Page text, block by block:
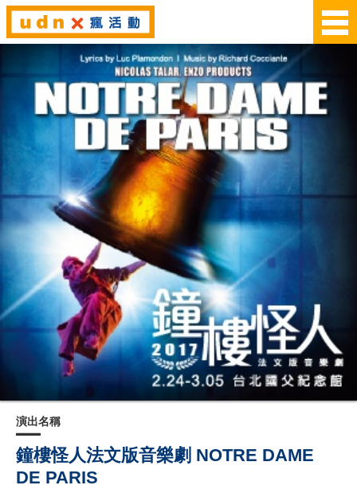
演出名稱
鐘樓怪人法文版音樂劇 NOTRE DAME
DE PARIS